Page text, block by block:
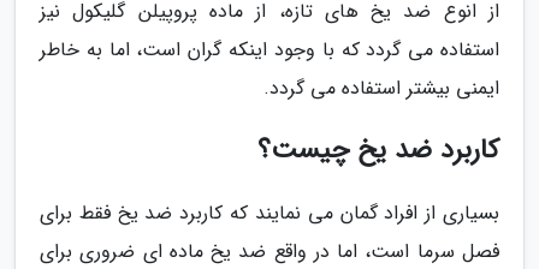
از انوع ضد یخ های تازه، از ماده پروپیلن گلیکول نیز
استفاده می گردد که با وجود اینکه گران است، اما به خاطر
ایمنی بیشتر استفاده می گردد.
کاربرد ضد یخ چیست؟
بسیاری از افراد گمان می نمایند که کاربرد ضد یخ فقط برای
فصل سرما است، اما در واقع ضد یخ ماده ای ضروری برای